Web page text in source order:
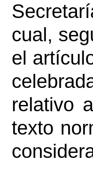
cual,
el
relativo
texto